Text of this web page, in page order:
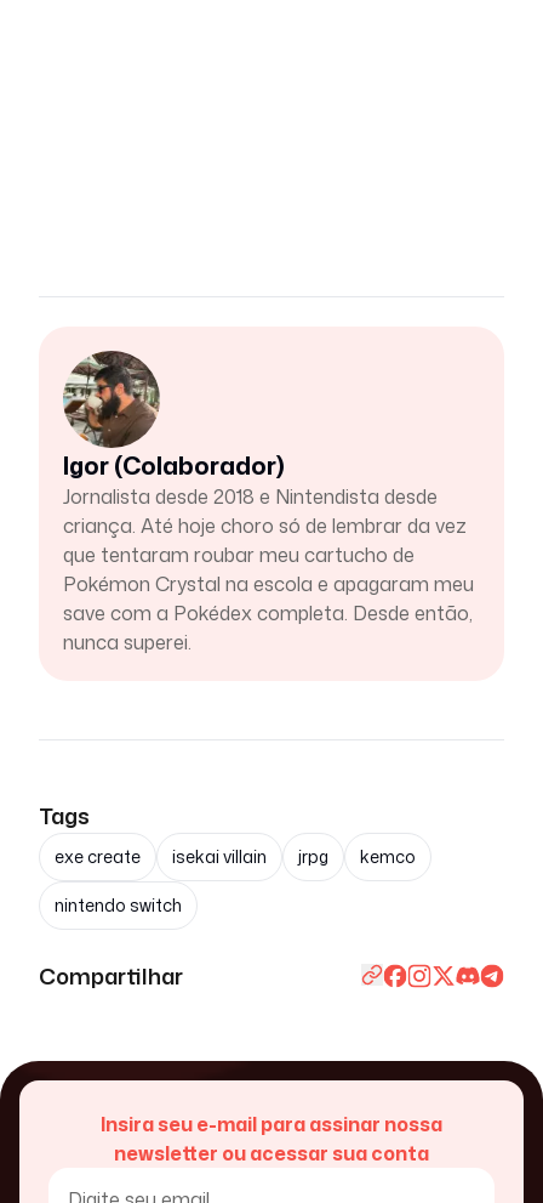
Igor (Colaborador)
Jornalista desde 2018 e Nintendista desde
criança. Até hoje choro só de lembrar da vez
que tentaram roubar meu cartucho de
Pokémon Crystal na escola e apagaram meu
save com a Pokédex completa. Desde então,
nunca superei.
Tags
exe create isekai villain jrpg kemco
nintendo switch
Compartilhar
Insira seu e-mail para assinar nossa
newsletter ou acessar sua conta